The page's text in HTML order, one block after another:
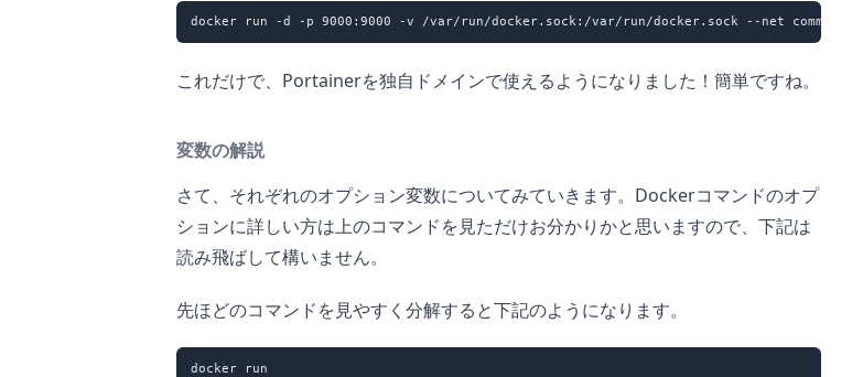
これだけで、Portainerを独自ドメインで使えるようになりました！簡単ですね。
変数の解説
さて、それぞれのオプション変数についてみていきます。Dockerコマンドのオプ
ションに詳しい方は上のコマンドを見ただけお分かりかと思いますので、下記は
読み飛ばして構いません。
先ほどのコマンドを見やすく分解すると下記のようになります。
docker run